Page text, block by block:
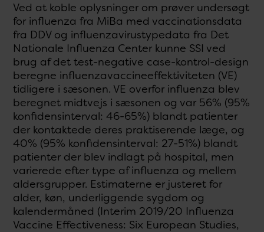
Ved at koble oplysninger om prøver undersøgt
for influenza fra MiBa med vaccinationsdata
fra DDV og influenzavirustypedata fra Det
Nationale Influenza Center kunne SSI ved
brug af det test-negative case-kontrol-design
beregne influenzavaccineeffektiviteten (VE)
tidligere i sæsonen. VE overfor influenza blev
beregnet midtvejs i sæsonen og var 56% (95%
konfidensinterval: 46-65%) blandt patienter
der kontaktede deres praktiserende læge, og
40% (95% konfidensinterval: 27-51%) blandt
patienter der blev indlagt på hospital, men
varierede efter type af influenza og mellem
aldersgrupper. Estimaterne er justeret for
alder, køn, underliggende sygdom og
kalendermåned (Interim 2019/20 Influenza
Vaccine Effectiveness: Six European Studies,